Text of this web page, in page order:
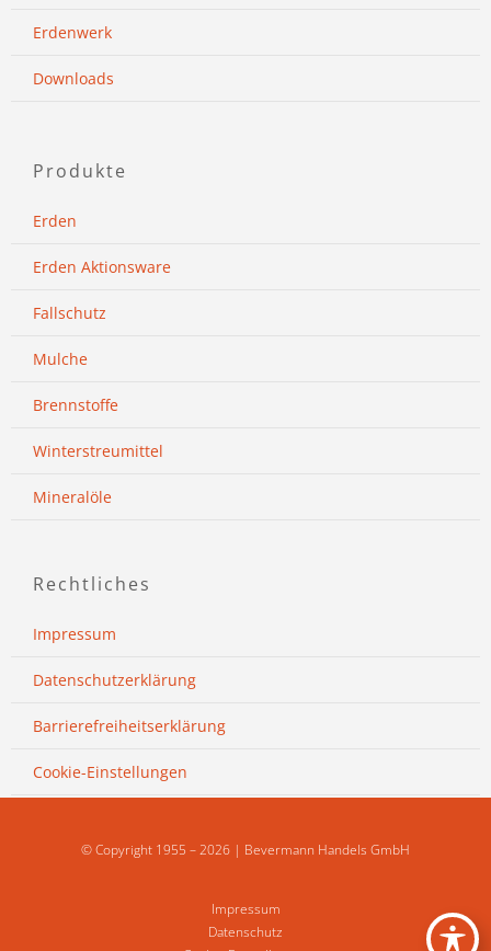
Erdenwerk
Downloads
Produkte
Erden
Erden Aktionsware
Fallschutz
Mulche
Brennstoffe
Winterstreumittel
Mineralöle
Rechtliches
Impressum
Datenschutzerklärung
Barrierefreiheitserklärung
Cookie-Einstellungen
© Copyright 1955 – 2026 | Bevermann Handels GmbH
Impressum
Datenschutz